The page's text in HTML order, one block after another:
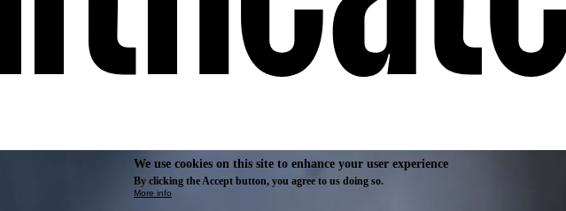
We use cookies on this site to enhance your user experience
By clicking the Accept button, you agree to us doing so.
More info